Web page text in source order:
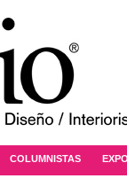
COLUMNISTAS